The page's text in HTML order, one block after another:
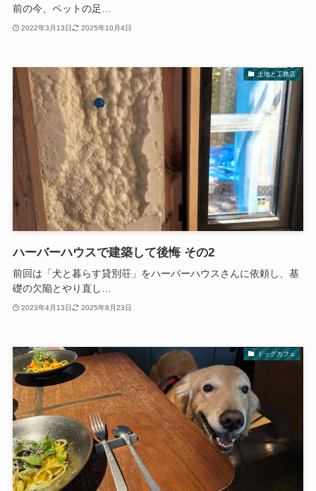
前の今、ペットの足…
2022年3月13日 2025年10月4日
土地と工務店
ハーバーハウスで建築して後悔 その2
前回は「犬と暮らす貸別荘」をハーバーハウスさんに依頼し、基
礎の欠陥とやり直し…
2023年4月13日 2025年8月23日
ドッグカフェ